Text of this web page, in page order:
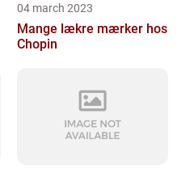
04 march 2023
Mange lækre mærker hos
Chopin